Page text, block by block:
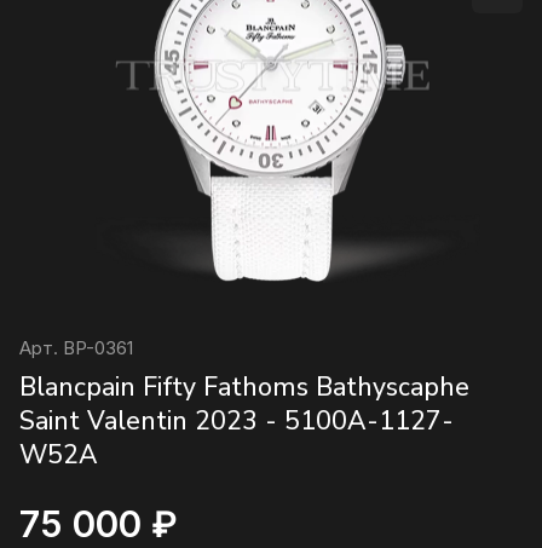
Арт. BP-0361
Blancpain Fifty Fathoms Bathyscaphe
Saint Valentin 2023 - 5100A-1127-
W52A
75 000 ₽